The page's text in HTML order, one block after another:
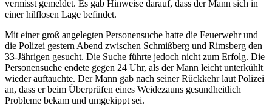
vermisst gemeldet. Es gab Hinweise darauf, dass der Mann sich in
einer hilflosen Lage befindet.
Mit einer groß angelegten Personensuche hatte die Feuerwehr und
die Polizei gestern Abend zwischen Schmißberg und Rimsberg den
33-Jährigen gesucht. Die Suche führte jedoch nicht zum Erfolg. Die
Personensuche endete gegen 24 Uhr, als der Mann leicht unterkühlt
wieder auftauchte. Der Mann gab nach seiner Rückkehr laut Polizei
an, dass er beim Überprüfen eines Weidezauns gesundheitlich
Probleme bekam und umgekippt sei.